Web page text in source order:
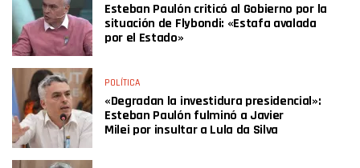
Esteban Paulón criticó al Gobierno por la
situación de Flybondi: «Estafa avalada
por el Estado»
POLÍTICA
«Degradan la investidura presidencial»:
Esteban Paulón fulminó a Javier
Milei por insultar a Lula da Silva